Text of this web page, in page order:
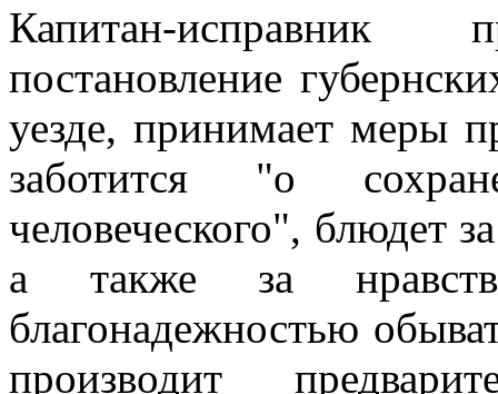
Капитан-
постановление
уезде, принимает меры
заботится "о
человеческого", блюдет
а также за
благонадежностью
производит